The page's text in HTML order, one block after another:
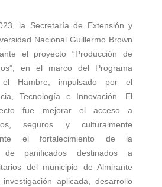
la Secretaría de Extensión y
Nacional Guillermo Brown
el proyecto “Producción de
en el marco del Programa
el Hambre, impulsado por el
Tecnología e Innovación. El
fue mejorar el acceso a
seguros y culturalmente
el fortalecimiento de la
de panificados destinados a
del municipio de Almirante
aplicada, desarrollo